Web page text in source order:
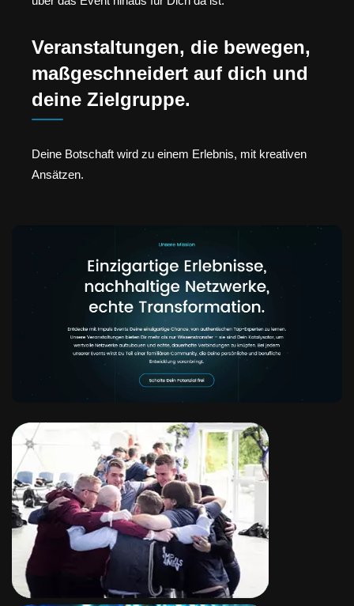
Veranstaltungen, die bewegen,
maßgeschneidert auf dich und
deine Zielgruppe.
Deine Botschaft wird zu einem Erlebnis, mit kreativen
Ansätzen.